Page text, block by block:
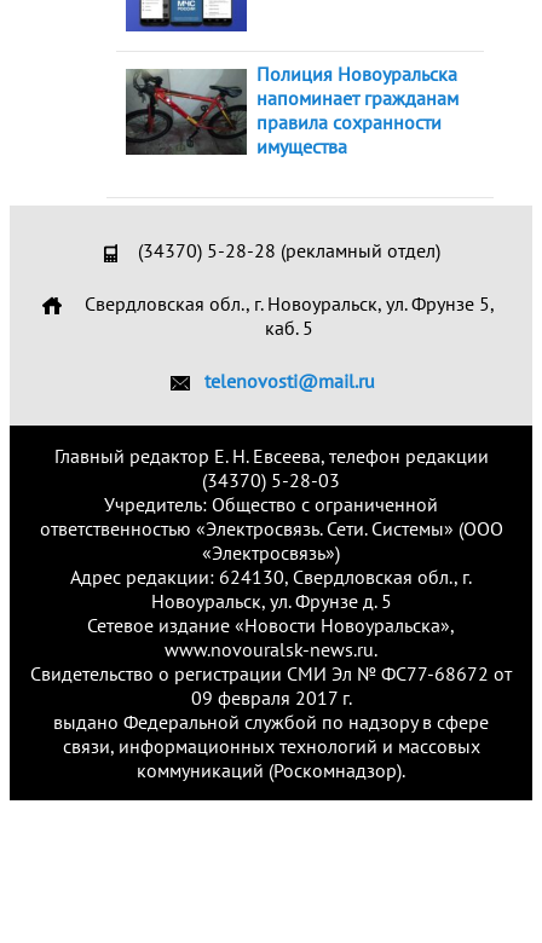
Полиция Новоуральска
напоминает гражданам
правила сохранности
имущества
(34370) 5-28-28 (рекламный отдел)
Свердловская обл., г. Новоуральск, ул. Фрунзе 5,
каб. 5
telenovosti@mail.ru
Главный редактор Е. Н. Евсеева, телефон редакции
(34370) 5-28-03
Учредитель: Общество с ограниченной
ответственностью «Электросвязь. Сети. Системы» (ООО
«Электросвязь»)
Адрес редакции: 624130, Свердловская обл., г.
Новоуральск, ул. Фрунзе д. 5
Сетевое издание «Новости Новоуральска»,
www.novouralsk-news.ru.
Свидетельство о регистрации СМИ Эл № ФС77-68672 от
09 февраля 2017 г.
выдано Федеральной службой по надзору в сфере
связи, информационных технологий и массовых
коммуникаций (Роскомнадзор).